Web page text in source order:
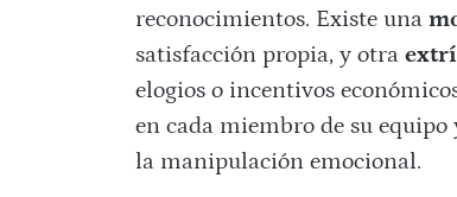
reconocimientos. Existe una
satisfacción propia, y otra
elogios o incentivos
en cada miembro de su
la manipulación emocional.